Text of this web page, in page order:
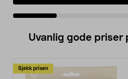
Uvanlig gode priser
Sjekk prisen